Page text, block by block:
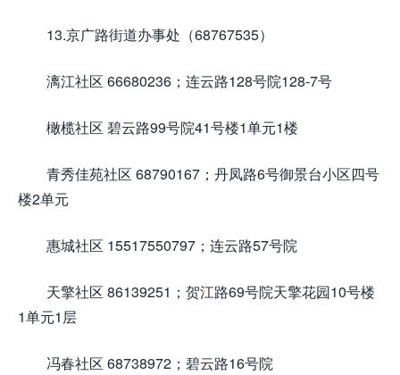
13.京广路街道办事处（68767535）
漓江社区 66680236；连云路128号院128-7号
橄榄社区 碧云路99号院41号楼1单元1楼
青秀佳苑社区 68790167；丹凤路6号御景台小区四号
楼2单元
惠城社区 15517550797；连云路57号院
天擎社区 86139251；贺江路69号院天擎花园10号楼
1单元1层
冯春社区 68738972；碧云路16号院